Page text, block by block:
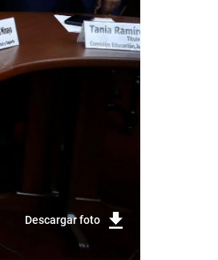
Descargar foto